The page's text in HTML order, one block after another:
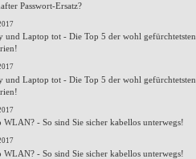
Passwort-Ersatz?
und Laptop tot - Die Top 5 der wohl gefürchtetsten
und Laptop tot - Die Top 5 der wohl gefürchtetsten
WLAN? - So sind Sie sicher kabellos unterwegs!
WLAN? - So sind Sie sicher kabellos unterwegs!